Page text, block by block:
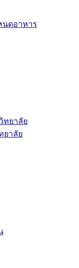
นดอาหาร
ทยาลัย
ยาลัย